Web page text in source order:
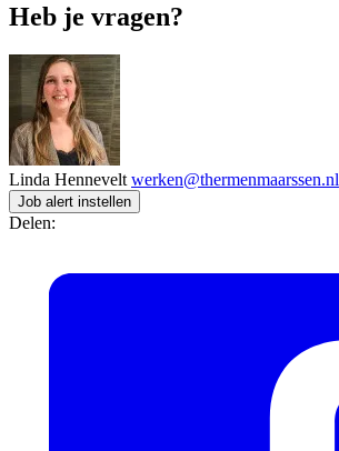
Heb je vragen?
Linda Hennevelt werken@thermenmaarssen.nl
Job alert instellen
Delen: